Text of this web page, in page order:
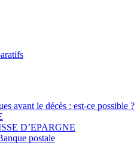
avant le décès : est-ce possible ?
D’EPARGNE
postale